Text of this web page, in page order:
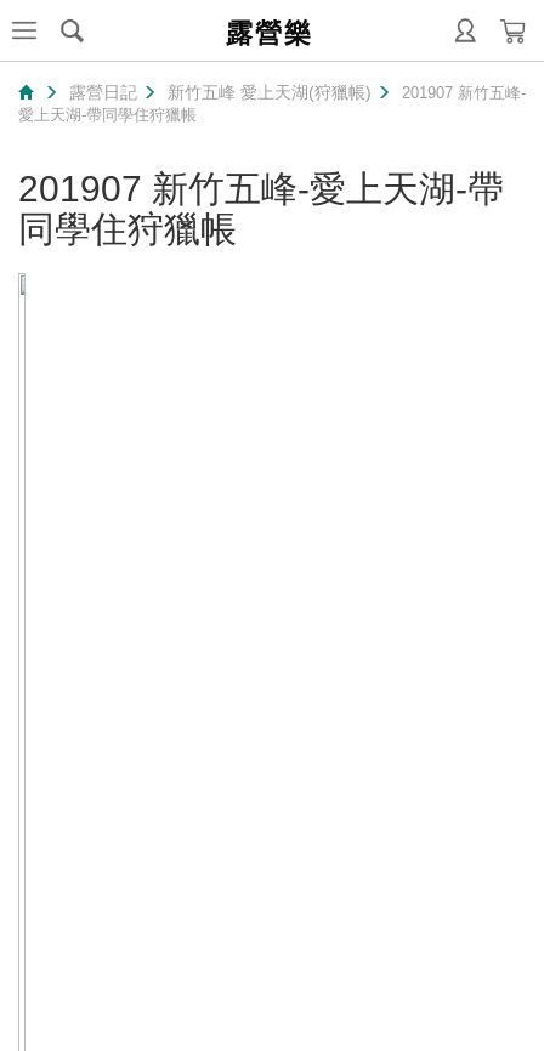
露營樂
露營日記 新竹五峰 愛上天湖(狩獵帳)
201907 新竹五峰-
愛上天湖-帶同學住狩獵帳
201907 新竹五峰-愛上天湖-帶
同學住狩獵帳